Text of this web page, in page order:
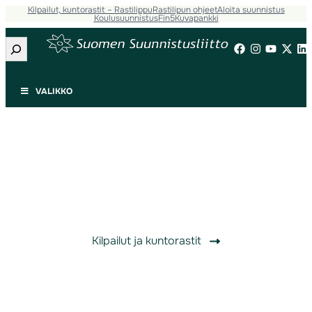
Kilpailut, kuntorastit – RastilippuRastilipun ohjeetAloita suunnistus
KoulusuunnistusFin5Kuvapankki
Etsi
VALIKKO
Kilpailut ja kuntorastit